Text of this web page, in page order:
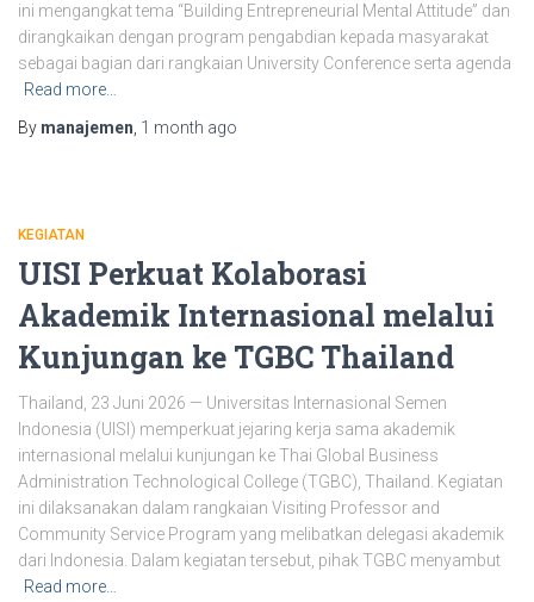
ini mengangkat tema “Building Entrepreneurial Mental Attitude” dan
dirangkaikan dengan program pengabdian kepada masyarakat
sebagai bagian dari rangkaian University Conference serta agenda
Read more…
By manajemen 1 month ago
KEGIATAN
UISI Perkuat Kolaborasi
Akademik Internasional melalui
Kunjungan ke TGBC Thailand
Thailand, 23 Juni 2026 — Universitas Internasional Semen
Indonesia (UISI) memperkuat jejaring kerja sama akademik
internasional melalui kunjungan ke Thai Global Business
Administration Technological College (TGBC), Thailand. Kegiatan
ini dilaksanakan dalam rangkaian Visiting Professor and
Community Service Program yang melibatkan delegasi akademik
dari Indonesia. Dalam kegiatan tersebut, pihak TGBC menyambut
Read more…